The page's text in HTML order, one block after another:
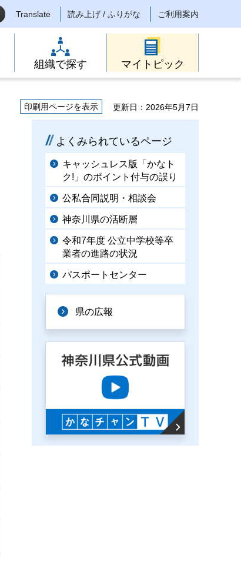
Translate 読み上げ / ふりがな ご利用案内
組織で探す マイトピック
印刷用ページを表示
更新日：2026年5月7日
よくみられているページ
キャッシュレス版「かなト
ク!」のポイント付与の誤り
公私合同説明・相談会
神奈川県の活断層
令和7年度 公立中学校等卒
業者の進路の状況
パスポートセンター
県の広報